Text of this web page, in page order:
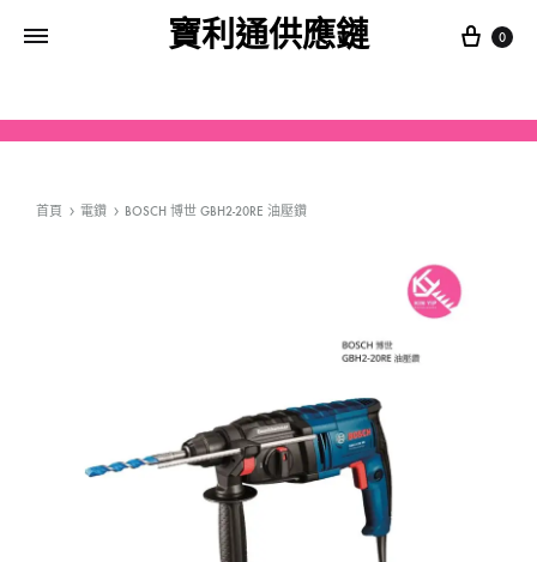
寶利通供應鏈 0
首頁 電鑽 BOSCH 博世 GBH2-20RE 油壓鑽